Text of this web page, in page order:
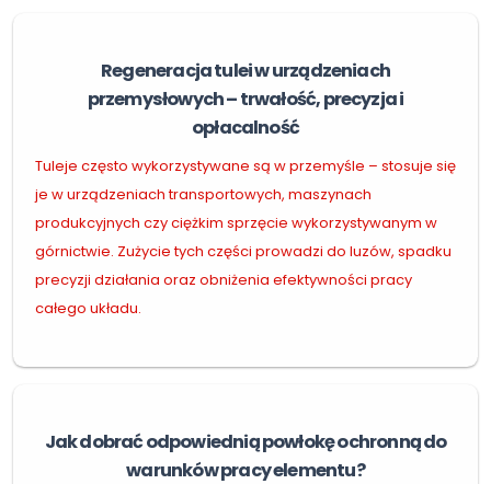
Regeneracja tulei w urządzeniach
przemysłowych – trwałość, precyzja i
opłacalność
Tuleje często wykorzystywane są w przemyśle – stosuje się
je w urządzeniach transportowych, maszynach
produkcyjnych czy ciężkim sprzęcie wykorzystywanym w
górnictwie. Zużycie tych części prowadzi do luzów, spadku
precyzji działania oraz obniżenia efektywności pracy
całego układu.
Jak dobrać odpowiednią powłokę ochronną do
warunków pracy elementu?